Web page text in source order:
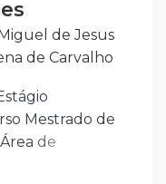
de Jesus
de Carvalho
Mestrado de
de
e